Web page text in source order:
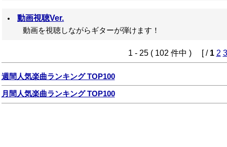
動画視聴Ver.
動画を視聴しながらギターが弾けます！
1 - 25 ( 102 件中 ) [ / 1 2 3
週間人気楽曲ランキング TOP100
月間人気楽曲ランキング TOP100